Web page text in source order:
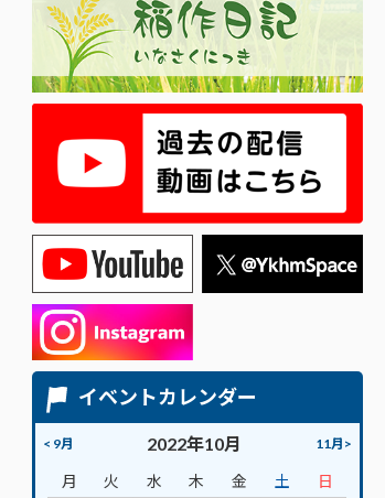
イベントカレンダー
< 9月 2022年10月 11月>
月 火 水 木 金 土
日